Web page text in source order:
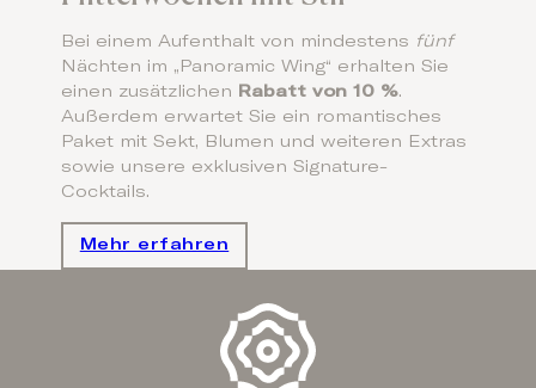
Bei einem Aufenthalt von mindestens fünf
Nächten im „Panoramic Wing“ erhalten Sie
einen zusätzlichen
Rabatt von 10 %.
Außerdem erwartet Sie ein romantisches
Paket mit Sekt, Blumen und weiteren Extras
sowie unsere exklusiven Signature-
Cocktails.
Mehr erfahren